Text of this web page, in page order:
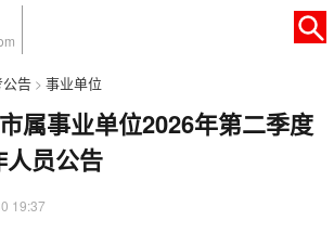
告 > 事业单位
属事业单位2026年第二季度
人员公告
19:37
转人工 ×